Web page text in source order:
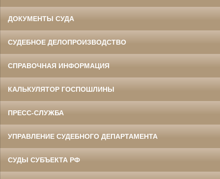
ДОКУМЕНТЫ СУДА
СУДЕБНОЕ ДЕЛОПРОИЗВОДСТВО
СПРАВОЧНАЯ ИНФОРМАЦИЯ
КАЛЬКУЛЯТОР ГОСПОШЛИНЫ
ПРЕСС-СЛУЖБА
УПРАВЛЕНИЕ СУДЕБНОГО ДЕПАРТАМЕНТА
СУДЫ СУБЪЕКТА РФ